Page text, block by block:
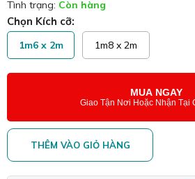
Tình trạng: Còn hàng
Chọn Kích cỡ:
1m6 x 2m 1m8 x 2m
MUA NGAY
Giao Tận Nơi Hoặc Nhận Tại
THÊM VÀO GIỎ HÀNG